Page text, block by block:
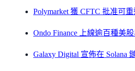
Polymarket 獲 CFTC 批准可
Ondo Finance 上線逾百種美
Galaxy Digital 宣佈在 Solana